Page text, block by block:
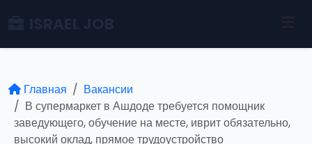
Главная
Вакансии
В супермаркет в Ашдоде требуется помощник
заведующего, обучение на месте, иврит обязательно,
высокий оклад, прямое трудоустройство